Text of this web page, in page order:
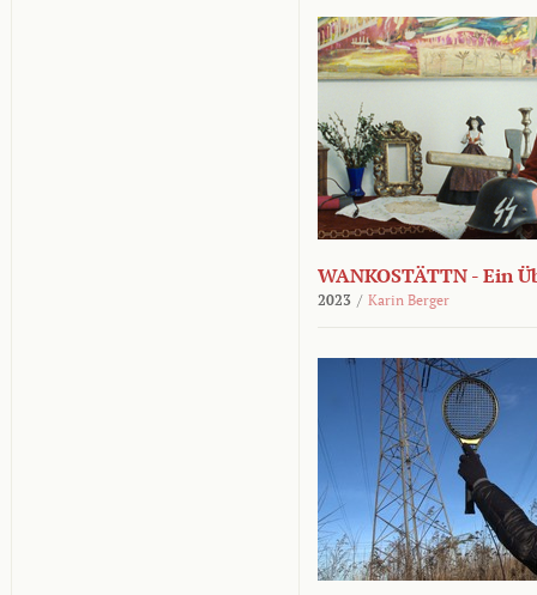
WANKOSTÄTTN - Ein
2023 / Karin Berger